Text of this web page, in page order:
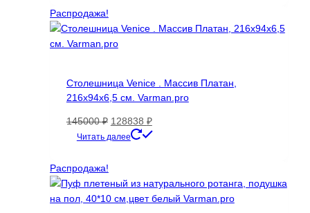
2844 ₽.
Распродажа!
Столешница Venice . Массив Платан,
216х94х6,5 см. Varman.pro
145000₽ Первоначальная
цена
128838 ₽Текущая
цена:
Читать далее
Распродажа!